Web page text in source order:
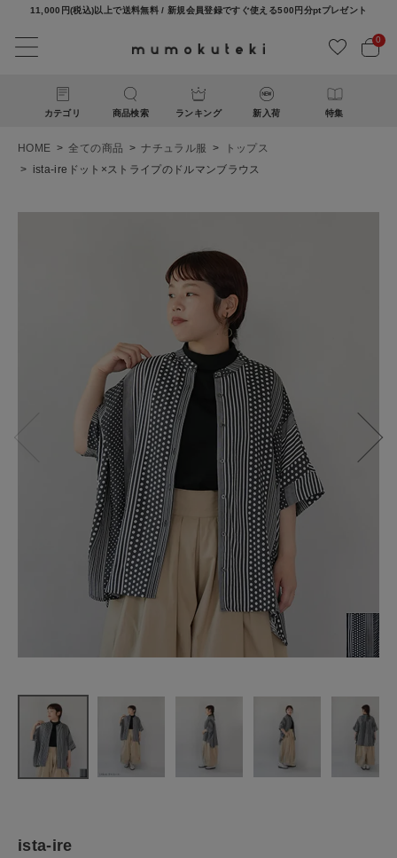
11,000円(税込)以上で送料無料 / 新規会員登録ですぐ使える500円分ptプレゼント
0
カテゴリ 商品検索 ランキング 新入荷 特集
新規会員登録
CATEGORY
ナチュラル服
生活雑貨
HOME 全ての商品 ナチュラル服
トップス
ista-ireドット×ストライプのドルマンブラウス
ista-ire